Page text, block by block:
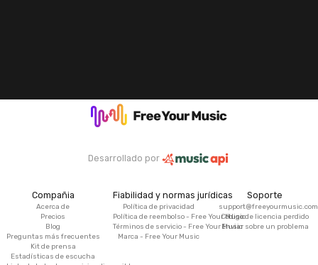
Desarrollado por
Compañia
Acerca de
Precios
Blog
Preguntas más frecuentes
Kit de prensa
Estadísticas de escucha
Fiabilidad y normas jurídicas
Política de privacidad
Política de reembolso - Free Your Music
Términos de servicio - Free Your Music
Marca - Free Your Music
Soporte
support@freeyourmusic.com
Código de licencia perdido
Enviar sobre un problema